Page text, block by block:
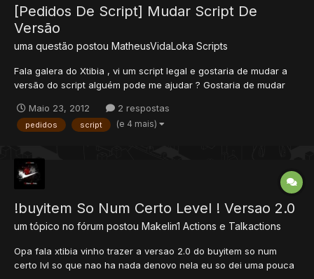
[Pedidos De Script] Mudar Script De
Versão
uma questão postou MatheusVidaLoka Scripts
Fala galera do Xtibia , vi um script legal e gostaria de mudar a
versão do script alguém pode me ajudar ? Gostaria de mudar
Maio 23, 2012
2 respostas
pedidos script (e 4 mais)
!buyitem So Num Certo Level ! Versao 2.0
um tópico no fórum postou Makelin1 Actions e Talkactions
Opa fala xtibia vinho trazer a versao 2.0 do buyitem so num
certo lvl so que nao ha nada denovo nela eu so dei uma pouca